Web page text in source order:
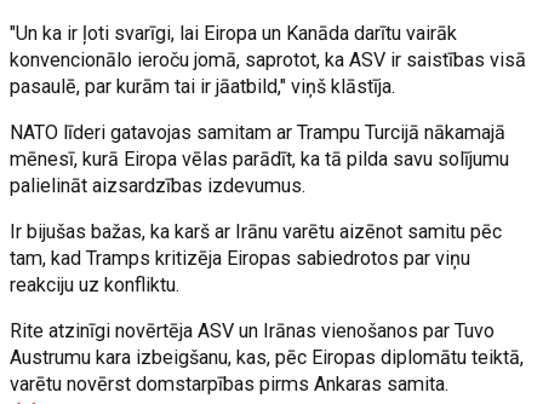
"Un ka ir ļoti svarīgi, lai Eiropa un Kanāda darītu vairāk
konvencionālo ieroču jomā, saprotot, ka ASV ir saistības visā
pasaulē, par kurām tai ir jāatbild," viņš klāstīja.
NATO līderi gatavojas samitam ar Trampu Turcijā nākamajā
mēnesī, kurā Eiropa vēlas parādīt, ka tā pilda savu solījumu
palielināt aizsardzības izdevumus.
Ir bijušas bažas, ka karš ar Irānu varētu aizēnot samitu pēc
tam, kad Tramps kritizēja Eiropas sabiedrotos par viņu
reakciju uz konfliktu.
Rite atzinīgi novērtēja ASV un Irānas vienošanos par Tuvo
Austrumu kara izbeigšanu, kas, pēc Eiropas diplomātu teiktā,
varētu novērst domstarpības pirms Ankaras samita.